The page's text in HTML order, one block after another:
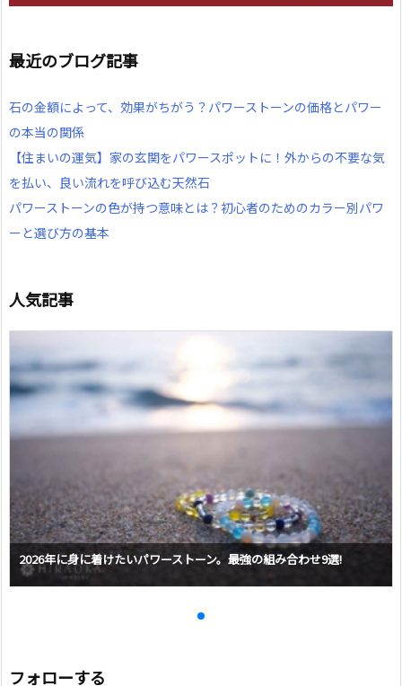
最近のブログ記事
石の金額によって、効果がちがう？パワーストーンの価格とパワー
の本当の関係
【住まいの運気】家の玄関をパワースポットに！外からの不要な気
を払い、良い流れを呼び込む天然石
パワーストーンの色が持つ意味とは？初心者のためのカラー別パワ
ーと選び方の基本
人気記事
2026年に身に着けたいパワーストーン。最強の組み合わせ9選!
フォローする